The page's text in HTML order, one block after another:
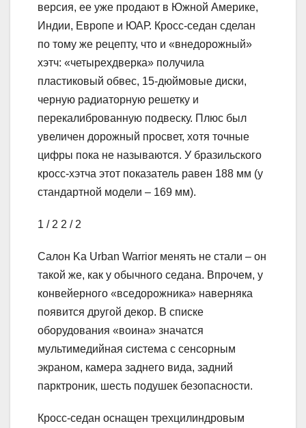
версия, ее уже продают в Южной Америке,
Индии, Европе и ЮАР. Кросс-седан сделан
по тому же рецепту, что и «внедорожный»
хэтч: «четырехдверка» получила
пластиковый обвес, 15-дюймовые диски,
черную радиаторную решетку и
перекалиброванную подвеску. Плюс был
увеличен дорожный просвет, хотя точные
цифры пока не называются. У бразильского
кросс-хэтча этот показатель равен 188 мм (у
стандартной модели – 169 мм).
1 / 2 2 / 2
Салон Ka Urban Warrior менять не стали – он
такой же, как у обычного седана. Впрочем, у
конвейерного «вседорожника» наверняка
появится другой декор. В списке
оборудования «воина» значатся
мультимедийная система с сенсорным
экраном, камера заднего вида, задний
парктроник, шесть подушек безопасности.
Кросс-седан оснащен трехцилиндровым